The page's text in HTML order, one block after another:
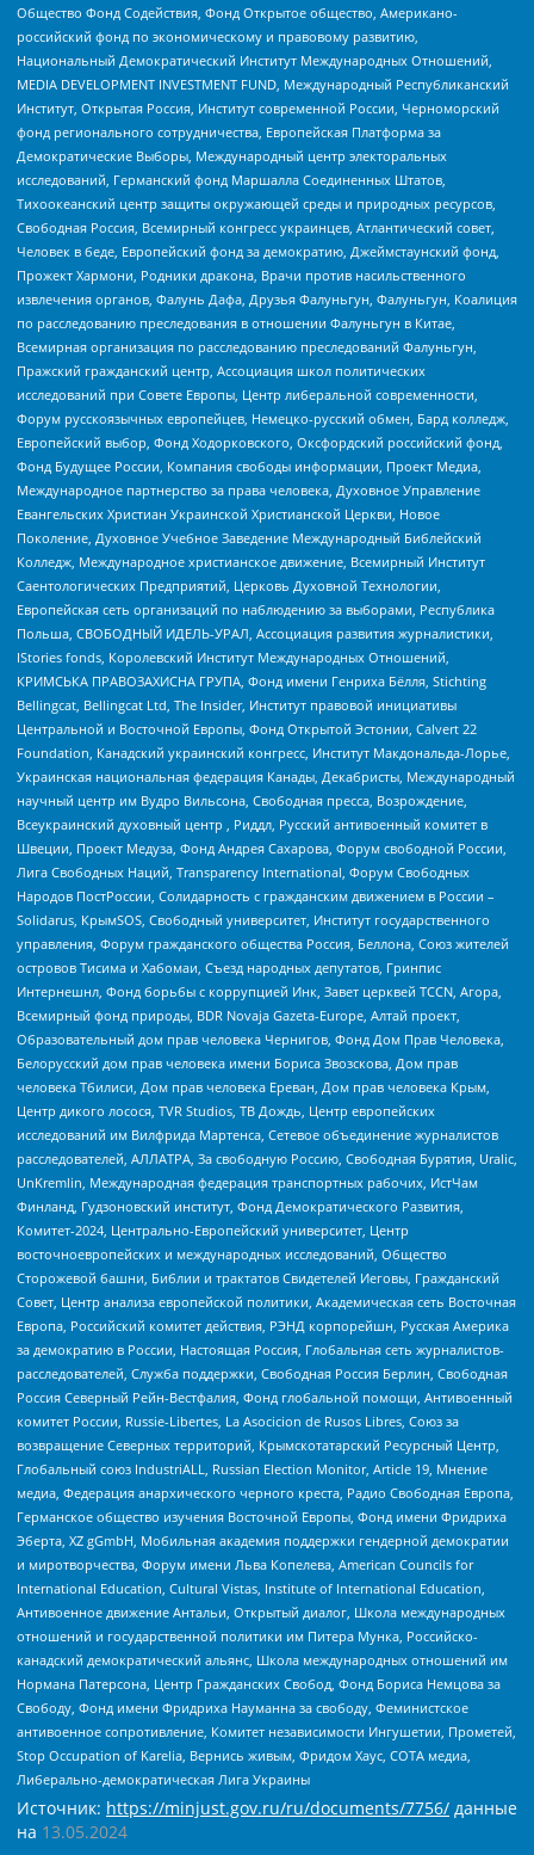
Общество Фонд Содействия, Фонд Открытое общество, Американо-
российский фонд по экономическому и правовому развитию,
Национальный Демократический Институт Международных Отношений,
MEDIA DEVELOPMENT INVESTMENT FUND, Международный Республиканский
Институт, Открытая Россия, Институт современной России, Черноморский
фонд регионального сотрудничества, Европейская Платформа за
Демократические Выборы, Международный центр электоральных
исследований, Германский фонд Маршалла Соединенных Штатов,
Тихоокеанский центр защиты окружающей среды и природных ресурсов,
Свободная Россия, Всемирный конгресс украинцев, Атлантический совет,
Человек в беде, Европейский фонд за демократию, Джеймстаунский фонд,
Прожект Хармони, Родники дракона, Врачи против насильственного
извлечения органов, Фалунь Дафа, Друзья Фалуньгун, Фалуньгун, Коалиция
по расследованию преследования в отношении Фалуньгун в Китае,
Всемирная организация по расследованию преследований Фалуньгун,
Пражский гражданский центр, Ассоциация школ политических
исследований при Совете Европы, Центр либеральной современности,
Форум русскоязычных европейцев, Немецко-русский обмен, Бард колледж,
Европейский выбор, Фонд Ходорковского, Оксфордский российский фонд,
Фонд Будущее России, Компания свободы информации, Проект Медиа,
Международное партнерство за права человека, Духовное Управление
Евангельских Христиан Украинской Христианской Церкви, Новое
Поколение, Духовное Учебное Заведение Международный Библейский
Колледж, Международное христианское движение, Всемирный Институт
Саентологических Предприятий, Церковь Духовной Технологии,
Европейская сеть организаций по наблюдению за выборами, Республика
Польша, СВОБОДНЫЙ ИДЕЛЬ-УРАЛ, Ассоциация развития журналистики,
IStories fonds, Королевский Институт Международных Отношений,
КРИМСЬКА ПРАВОЗАХИСНА ГРУПА, Фонд имени Генриха Бёлля, Stichting
Bellingcat, Bellingcat Ltd, The Insider, Институт правовой инициативы
Центральной и Восточной Европы, Фонд Открытой Эстонии, Calvert 22
Foundation, Канадский украинский конгресс, Институт Макдональда-Лорье,
Украинская национальная федерация Канады, Декабристы, Международный
научный центр им Вудро Вильсона, Свободная пресса, Возрождение,
Всеукраинский духовный центр , Риддл, Русский антивоенный комитет в
Швеции, Проект Медуза, Фонд Андрея Сахарова, Форум свободной России,
Лига Свободных Наций, Transparеncy International, Форум Свободных
Народов ПостРоссии, Солидарность с гражданским движением в России –
Solidarus, КрымSOS, Свободный университет, Институт государственного
управления, Форум гражданского общества Россия, Беллона, Союз жителей
островов Тисима и Хабомаи, Съезд народных депутатов, Гринпис
Интернешнл, Фонд борьбы с коррупцией Инк, Завет церквей TCCN, Агора,
Всемирный фонд природы, BDR Novaja Gazeta-Europe, Алтай проект,
Образовательный дом прав человека Чернигов, Фонд Дом Прав Человека,
Белорусский дом прав человека имени Бориса Звозскова, Дом прав
человека Тбилиси, Дом прав человека Ереван, Дом прав человека Крым,
Центр дикого лосося, TVR Studios, ТВ Дождь, Центр европейских
исследований им Вилфрида Мартенса, Сетевое объединение журналистов
расследователей, АЛЛАТРА, За свободную Россию, Свободная Бурятия, Uralic,
UnKremlin, Международная федерация транспортных рабочих, ИстЧам
Финланд, Гудзоновский институт, Фонд Демократического Развития,
Комитет-2024, Центрально-Европейский университет, Центр
восточноевропейских и международных исследований, Общество
Сторожевой башни, Библии и трактатов Свидетелей Иеговы, Гражданский
Совет, Центр анализа европейской политики, Академическая сеть Восточная
Европа, Российский комитет действия, РЭНД корпорейшн, Русская Америка
за демократию в России, Настоящая Россия, Глобальная сеть журналистов-
расследователей, Служба поддержки, Свободная Россия Берлин, Свободная
Россия Северный Рейн-Вестфалия, Фонд глобальной помощи, Антивоенный
комитет России, Russie-Libertes, La Asocicion de Rusos Libres, Союз за
возвращение Северных территорий, Крымскотатарский Ресурсный Центр,
Глобальный союз IndustriALL, Russian Election Monitor, Article 19, Мнение
медиа, Федерация анархического черного креста, Радио Свободная Европа,
Германское общество изучения Восточной Европы, Фонд имени Фридриха
Эберта, XZ gGmbH, Мобильная академия поддержки гендерной демократии
и миротворчества, Форум имени Льва Копелева, American Councils for
International Education, Cultural Vistas, Institute of International Education,
Антивоенное движение Антальи, Открытый диалог, Школа международных
отношений и государственной политики им Питера Мунка, Российско-
канадский демократический альянс, Школа международных отношений им
Нормана Патерсона, Центр Гражданских Свобод, Фонд Бориса Немцова за
Свободу, Фонд имени Фридриха Науманна за свободу, Феминистское
антивоенное сопротивление, Комитет независимости Ингушетии, Прометей,
Stop Occupation of Karelia, Вернись живым, Фридом Хаус, СОТА медиа,
Либерально-демократическая Лига Украины
Источник: https://minjust.gov.ru/ru/documents/7756/ данные
на 13.05.2024